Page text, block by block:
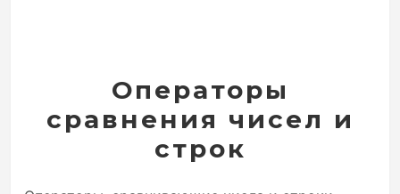
Операторы
сравнения чисел и
строк